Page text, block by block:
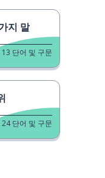
지 말
13 단어 및 구문
24 단어 및 구문